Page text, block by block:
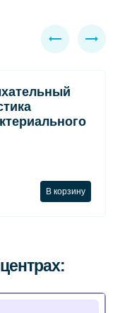
В корзину